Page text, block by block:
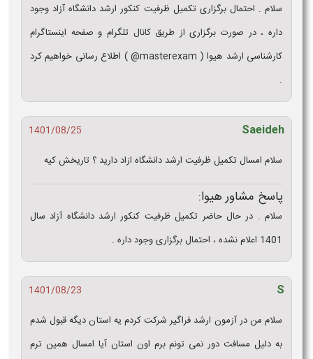
سلام . احتمال برگزاری تکمیل ظرفیت کنکور ارشد دانشگاه آزاد وجود
داره ، در صورت برگزاری از طریق کانال تلگرام و صفحه اینستاگرام
کارشناسی ارشد هیوا ( masterexam@ ) اطلاع رسانی خواهیم کرد
.
Saeideh
1401/08/25
سلام امسال تکمیل ظرفیت ارشد دانشگاه ازاد دارید ؟ تاریخش کیه
پاسخ مشاور هیوا:
سلام . در حال حاضر تکمیل ظرفیت کنکور ارشد دانشگاه آزاد سال
1401 اعلام نشده ، احتمال برگزاری وجود داره .
S
1401/08/23
سلام من در آزمون ارشد فراگیر شرکت کردم یه استان دیگه قبول شدم
به دلیل مسافت دور نمی تونم برم اون استان آیا امسال همین ترم